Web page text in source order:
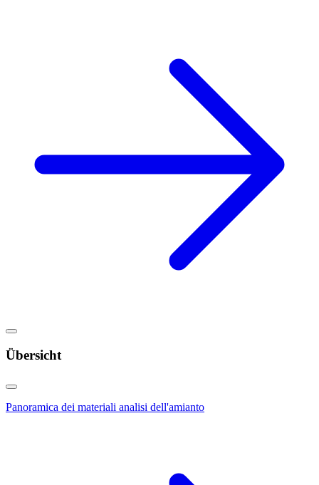
Übersicht
Panoramica dei materiali analisi dell'amianto